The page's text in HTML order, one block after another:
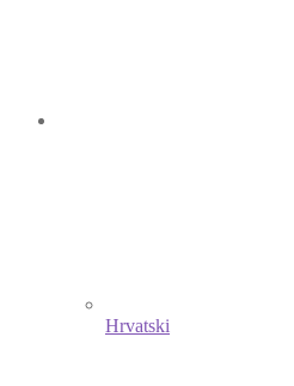
Hrvatski